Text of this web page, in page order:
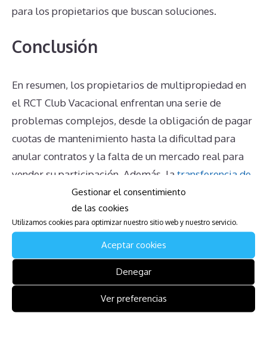
Gestionar el consentimiento
de las cookies
Utilizamos cookies para optimizar nuestro sitio web y nuestro servicio.
Aceptar cookies
Denegar
Ver preferencias
para los propietarios que buscan soluciones.
Conclusión
En resumen, los propietarios de multipropiedad en
el RCT Club Vacacional enfrentan una serie de
problemas complejos, desde la obligación de pagar
cuotas de mantenimiento hasta la dificultad para
anular contratos y la falta de un mercado real para
vender su participación. Además, latransferencia de
y la comprensión de los derechos y
obligaciones añaden capas adicionales de dificultad.
La herencia de multipropiedad y la falta de
información clara por parte de la administración
complican aún más la situación. Es esencial que los
propietarios busquen asesoramiento adecuado para
navegar estos desafíos de manera efectiva y evitar